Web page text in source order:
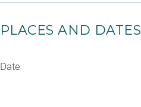
PLACES AND DATES
Date